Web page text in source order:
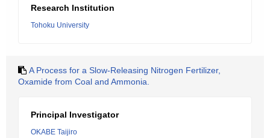
Research Institution
Tohoku University
A Process for a Slow-Releasing Nitrogen Fertilizer,
Oxamide from Coal and Ammonia.
Principal Investigator
OKABE Taijiro